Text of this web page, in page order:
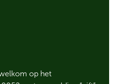
op het